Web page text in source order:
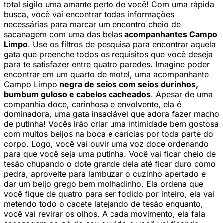
total sigilo uma amante perto de você! Com uma rápida
busca, você vai encontrar todas informações
necessárias para marcar um encontro cheio de
sacanagem com uma das belas acompanhantes Campo
Limpo. Use os filtros de pesquisa para encontrar aquela
gata que preenche todos os requisitos que você deseja
para te satisfazer entre quatro paredes. Imagine poder
encontrar em um quarto de motel, uma acompanhante
Campo Limpo negra de seios com seios durinhos,
bumbum guloso e cabelos cacheados. Apesar de uma
companhia doce, carinhosa e envolvente, ela é
dominadora, uma gata insaciável que adora fazer macho
de putinha! Vocês irão criar uma intimidade bem gostosa
com muitos beijos na boca e carícias por toda parte do
corpo. Logo, você vai ouvir uma voz doce ordenando
para que você seja uma putinha. Você vai ficar cheio de
tesão chupando o dote grande dela até ficar duro como
pedra, aproveite para lambuzar o cuzinho apertado e
dar um beijo grego bem molhadinho. Ela ordena que
você fique de quatro para ser fodido por inteiro, ela vai
metendo todo o cacete latejando de tesão enquanto,
você vai revirar os olhos. A cada movimento, ela fala